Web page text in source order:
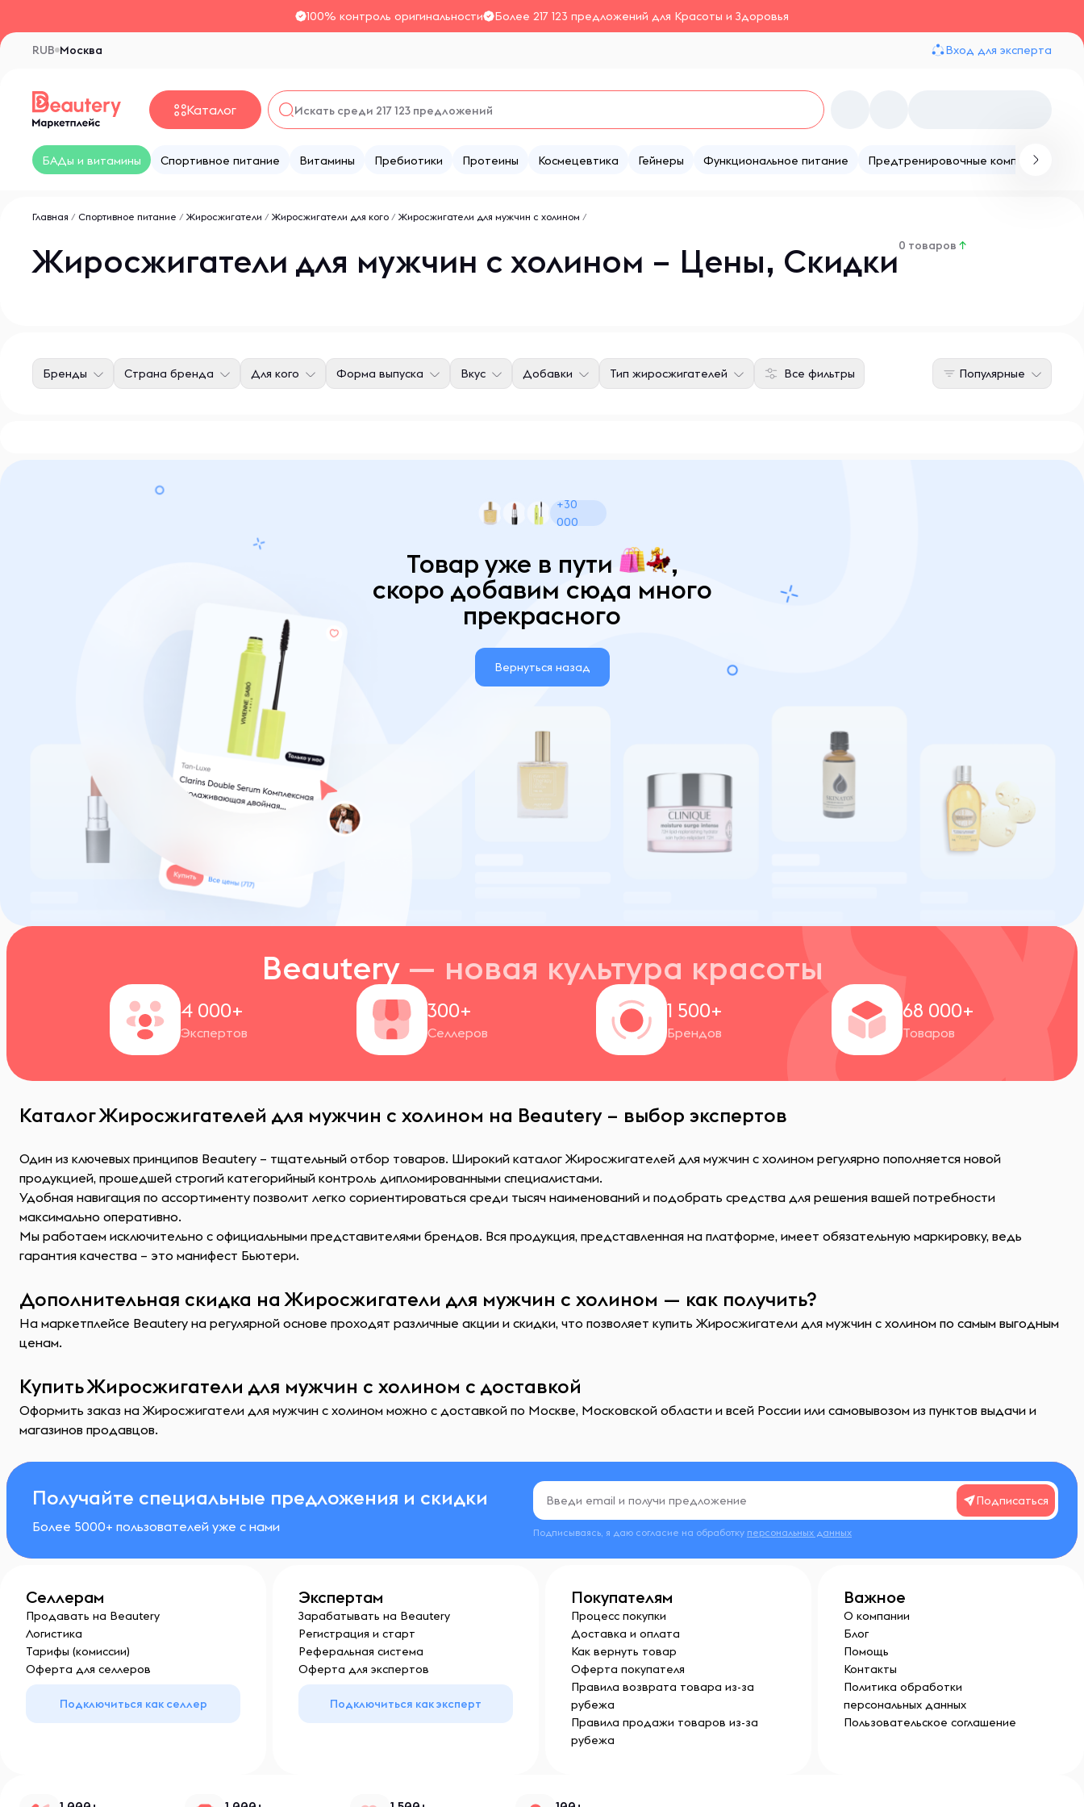
100% контроль оригинальности Более 217 123 предложений для Красоты и Здоровья
Москва
RUB Вход для эксперта
Каталог
БАДы и витамины Спортивное питание Витамины Пребиотики Протеины Космецевтика Гейнеры Функциональное питание Предтренировочные комплексы
Главная / Спортивное питание / Жиросжигатели / Жиросжигатели для кого / Жиросжигатели для мужчин с холином /
Жиросжигатели для мужчин с холином – Цены, Скидки0 товаров ↑
Все фильтры
Бренды Страна бренда Для кого Форма выпуска Вкус Добавки Тип жиросжигателей Популярные
+30
000
Товар уже в пути ,
скоро добавим сюда много
прекрасного
Вернуться назад
Beautery — новая культура красоты
4 000+
Экспертов
300+
Селлеров
1 500+
Брендов
68 000+
Товаров
Каталог Жиросжигателей для мужчин с холином на Beautery – выбор экспертов
Один из ключевых принципов Beautery – тщательный отбор товаров. Широкий каталог Жиросжигателей для мужчин с холином регулярно пополняется новой
продукцией, прошедшей строгий категорийный контроль дипломированными специалистами.
Удобная навигация по ассортименту позволит легко сориентироваться среди тысяч наименований и подобрать средства для решения вашей потребности
максимально оперативно.
Мы работаем исключительно с официальными представителями брендов. Вся продукция, представленная на платформе, имеет обязательную маркировку, ведь
гарантия качества – это манифест Бьютери.
Дополнительная скидка на Жиросжигатели для мужчин с холином — как получить?
На маркетплейсе Beautery на регулярной основе проходят различные акции и скидки, что позволяет купить Жиросжигатели для мужчин с холином по самым выгодным
ценам.
Купить Жиросжигатели для мужчин с холином с доставкой
Оформить заказ на Жиросжигатели для мужчин с холином можно с доставкой по Москве, Московской области и всей России или самовывозом из пунктов выдачи и
магазинов продавцов.
Получайте специальные предложения и скидки
Более 5000+ пользователей уже с нами
Подписаться
Подписываясь, я даю согласие на обработку персональных данных
Селлерам
Продавать на Beautery
Логистика
Тарифы (комиссии)
Оферта для селлеров
Подключиться как селлер
Экспертам
Зарабатывать на Beautery
Регистрация и старт
Реферальная система
Оферта для экспертов
Подключиться как эксперт
Покупателям
Процесс покупки
Доставка и оплата
Как вернуть товар
Оферта покупателя
Правила возврата товара из-за
рубежа
Правила продажи товаров из-за
рубежа
Важное
О компании
Блог
Помощь
Контакты
Политика обработки
персональных данных
Пользовательское соглашение